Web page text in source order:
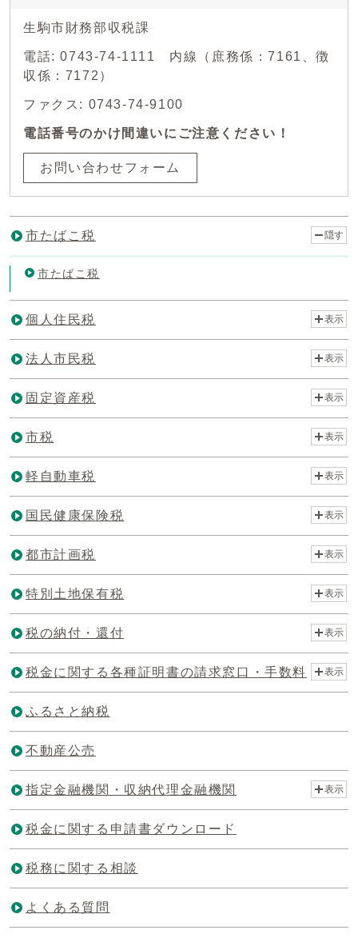
生駒市財務部収税課
電話: 0743-74-1111 内線（庶務係：7161、徴
収係：7172）
ファクス: 0743-74-9100
電話番号のかけ間違いにご注意ください！
お問い合わせフォーム
市たばこ税 隠す
市たばこ税
個人住民税 表示
法人市民税 表示
固定資産税 表示
市税 表示
軽自動車税 表示
国民健康保険税 表示
都市計画税 表示
特別土地保有税 表示
税の納付・還付 表示
税金に関する各種証明書の請求窓口・手数料 表示
ふるさと納税
不動産公売
指定金融機関・収納代理金融機関 表示
税金に関する申請書ダウンロード
税務に関する相談
よくある質問